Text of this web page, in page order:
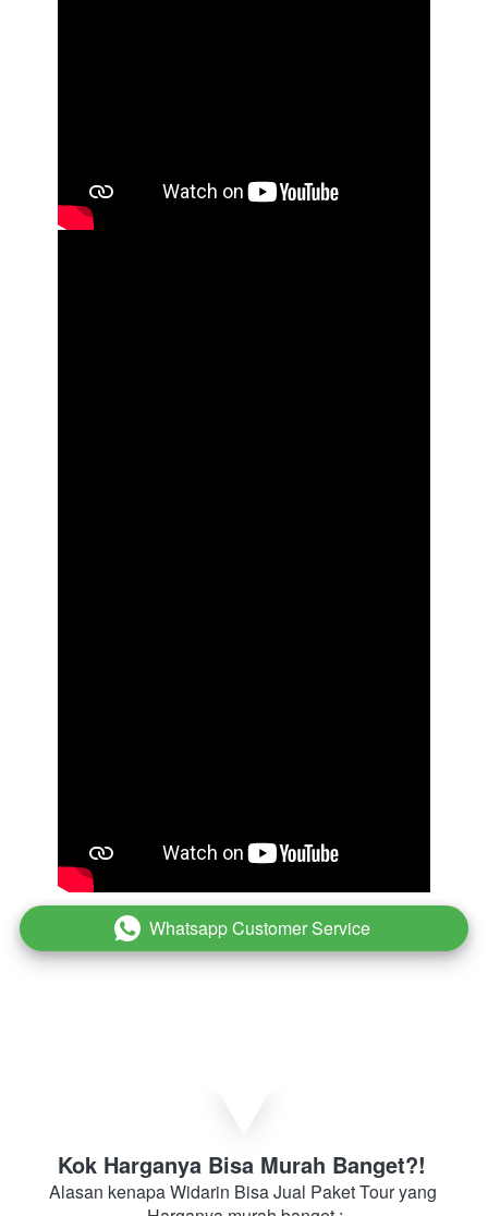
` Whatsapp Customer Service
Kok Harganya Bisa Murah Banget?!
Alasan kenapa Widarin Bisa Jual Paket Tour yang